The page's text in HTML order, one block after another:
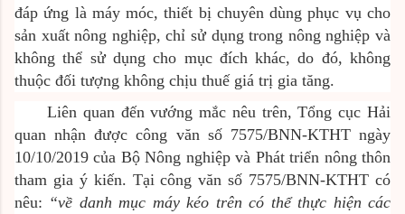
đáp ứng là máy móc, thiết bị chuyên dùng phục vụ cho
sản xuất nông nghiệp, chỉ sử dụng trong nông nghiệp và
không thể sử dụng cho mục đích khác, do đó, không
thuộc đối tượng không chịu thuế giá trị gia tăng.
Liên quan đến vướng mắc nêu trên, Tổng cục Hải
quan nhận được công văn số 7575/BNN-KTHT ngày
10/10/2019 của Bộ Nông nghiệp và Phát triển nông thôn
tham gia ý kiến. Tại công văn số 7575/BNN-KTHT có
nêu: “về danh mục máy kéo trên có thể thực hiện các